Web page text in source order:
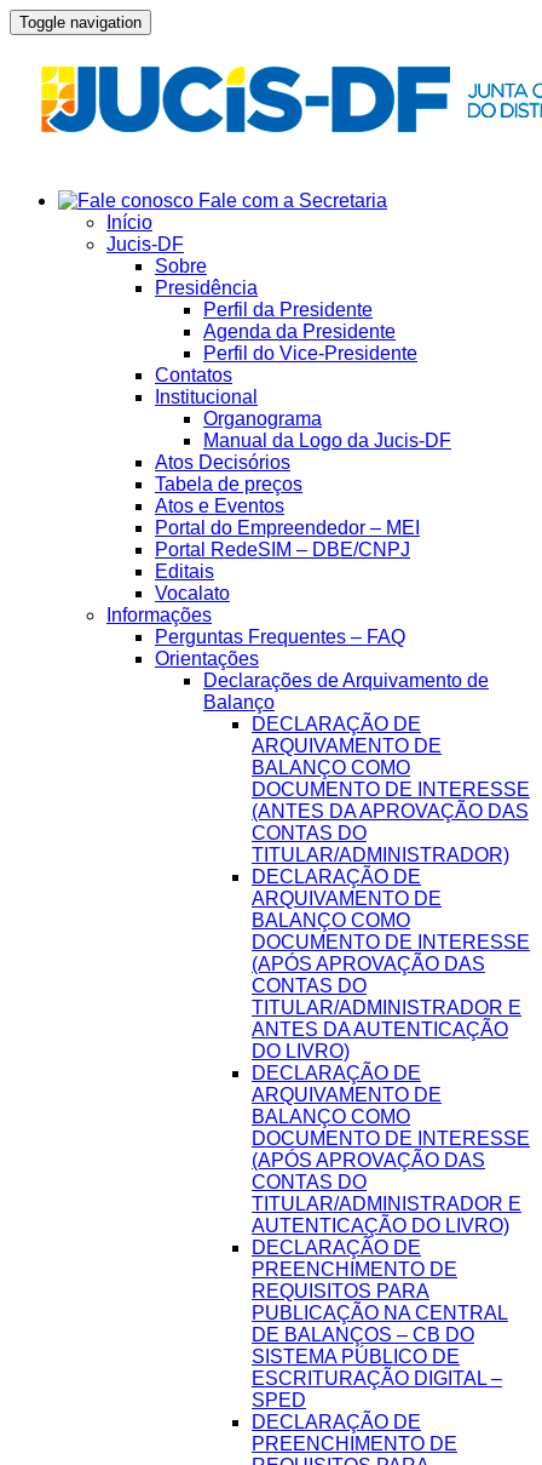
Toggle navigation
Fale com a Secretaria
Início
Jucis-DF
Sobre
Presidência
Perfil da Presidente
Agenda da Presidente
Perfil do Vice-Presidente
Contatos
Institucional
Organograma
Manual da Logo da Jucis-DF
Atos Decisórios
Tabela de preços
Atos e Eventos
Portal do Empreendedor – MEI
Portal RedeSIM – DBE/CNPJ
Editais
Vocalato
Informações
Perguntas Frequentes – FAQ
Orientações
Declarações de Arquivamento de
Balanço
DECLARAÇÃO DE
ARQUIVAMENTO DE
BALANÇO COMO
DOCUMENTO DE INTERESSE
(ANTES DA APROVAÇÃO DAS
CONTAS DO
TITULAR/ADMINISTRADOR)
DECLARAÇÃO DE
ARQUIVAMENTO DE
BALANÇO COMO
DOCUMENTO DE INTERESSE
(APÓS APROVAÇÃO DAS
CONTAS DO
TITULAR/ADMINISTRADOR E
ANTES DA AUTENTICAÇÃO
DO LIVRO)
DECLARAÇÃO DE
ARQUIVAMENTO DE
BALANÇO COMO
DOCUMENTO DE INTERESSE
(APÓS APROVAÇÃO DAS
CONTAS DO
TITULAR/ADMINISTRADOR E
AUTENTICAÇÃO DO LIVRO)
DECLARAÇÃO DE
PREENCHIMENTO DE
REQUISITOS PARA
PUBLICAÇÃO NA CENTRAL
DE BALANÇOS – CB DO
SISTEMA PÚBLICO DE
ESCRITURAÇÃO DIGITAL –
SPED
DECLARAÇÃO DE
PREENCHIMENTO DE